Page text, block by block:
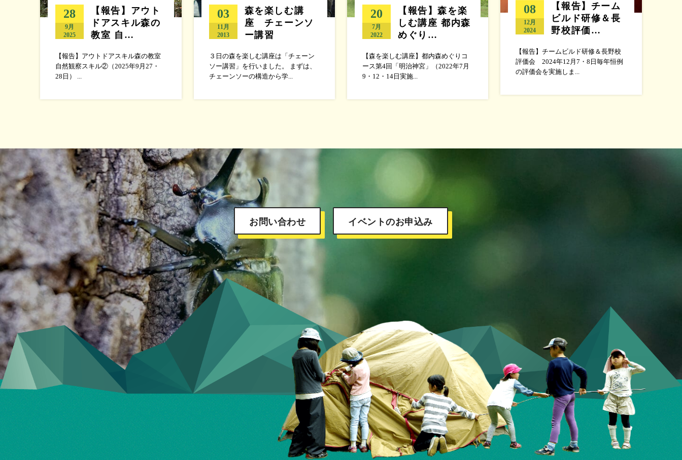
28
9月
2025
【報告】アウト
ドアスキル森の
教室 自…
【報告】アウトドアスキル森の教室
自然観察スキル②（2025年9月27・
28日） ...
03
11月
2013
森を楽しむ講
座 チェーンソ
ー講習
３日の森を楽しむ講座は「チェーン
ソー講習」を行いました。 まずは、
チェーンソーの構造から学...
20
7月
2022
【報告】森を楽
しむ講座 都内森
めぐり…
【森を楽しむ講座】都内森めぐりコ
ース第4回「明治神宮」（2022年7月
9・12・14日実施...
08
12月
2024
【報告】チーム
ビルド研修＆長
野校評価…
【報告】チームビルド研修＆長野校
評価会 2024年12月7・8日毎年恒例
の評価会を実施しま...
お問い合わせ イベントのお申込み